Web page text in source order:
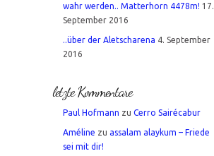
wahr werden.. Matterhorn 4478m! 17.
September 2016
..über der Aletscharena 4. September
2016
letzte Kommentare
Paul Hofmann zu Cerro Sairécabur
Améline zu assalam alaykum – Friede
sei mit dir!